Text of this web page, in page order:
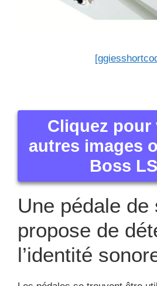
Cliquez pour
autres images
Boss
Une pédale de
propose de
l’identité